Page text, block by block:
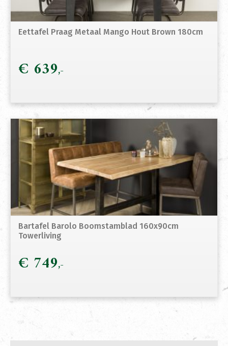
Eettafel Praag Metaal Mango Hout Brown 180cm
€ 639
Bartafel Barolo Boomstamblad 160x90cm
Towerliving
€ 749